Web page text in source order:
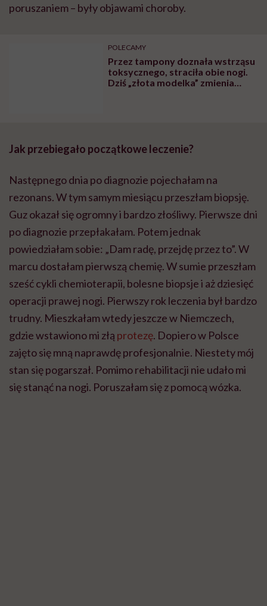
poruszaniem – były objawami choroby.
POLECAMY
Przez tampony doznała wstrząsu
toksycznego, straciła obie nogi.
Dziś „złota modelka” zmienia
Jak przebiegało początkowe leczenie?
Następnego dnia po diagnozie pojechałam na
rezonans. W tym samym miesiącu przeszłam biopsję.
Guz okazał się ogromny i bardzo złośliwy. Pierwsze dni
po diagnozie przepłakałam. Potem jednak
powiedziałam sobie: „Dam radę, przejdę przez to”. W
marcu dostałam pierwszą chemię. W sumie przeszłam
sześć cykli chemioterapii, bolesne biopsje i aż dziesięć
operacji prawej nogi. Pierwszy rok leczenia był bardzo
trudny. Mieszkałam wtedy jeszcze w Niemczech,
gdzie wstawiono mi złą protezę. Dopiero w Polsce
zajęto się mną naprawdę profesjonalnie. Niestety mój
stan się pogarszał. Pomimo rehabilitacji nie udało mi
się stanąć na nogi. Poruszałam się z pomocą wózka.